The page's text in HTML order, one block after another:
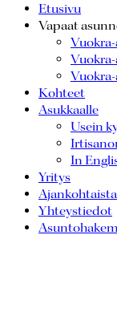
Etusivu
Vapaat
Kohteet
Asukkaalle
Usein
In
Yritys
Ajankohtaista
Yhteystiedot